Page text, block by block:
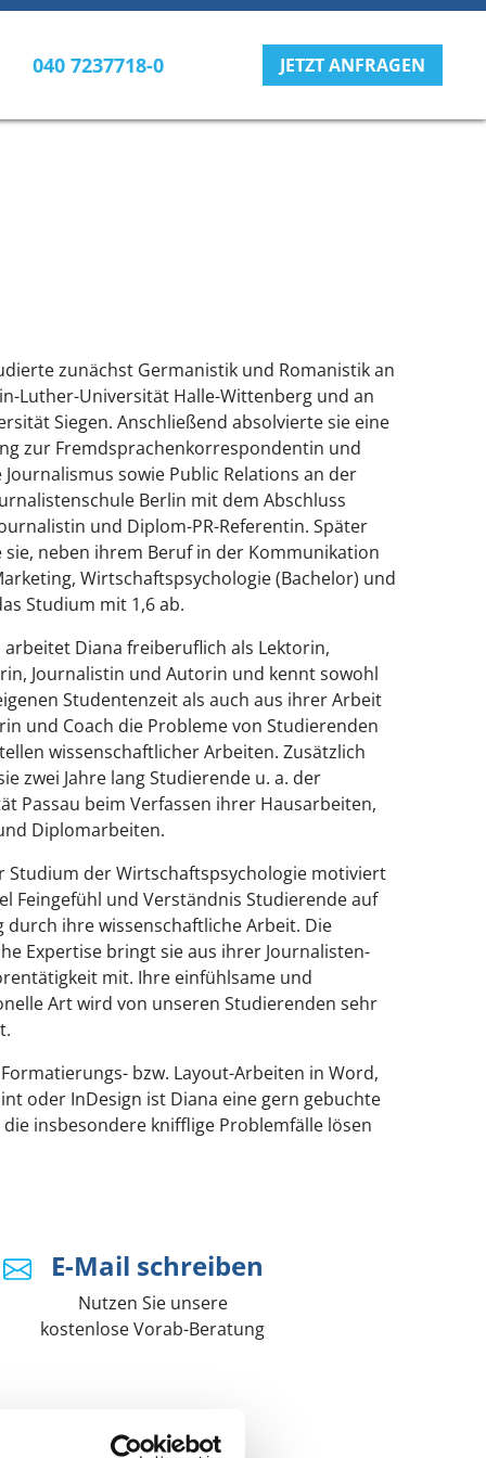
040 7237718-0 JETZT ANFRAGEN
zunächst Germanistik und Romanistik an
Luther-Universität Halle-Wittenberg und an
Siegen. Anschließend absolvierte sie eine
zur Fremdsprachenkorrespondentin und
sowie Public Relations an der
Berlin mit dem Abschluss
und Diplom-PR-Referentin. Später
neben ihrem Beruf in der Kommunikation
Wirtschaftspsychologie (Bachelor) und
Studium mit 1,6 ab.
arbeitet Diana freiberuflich als Lektorin,
Journalistin und Autorin und kennt sowohl
Studentenzeit als auch aus ihrer Arbeit
und Coach die Probleme von Studierenden
wissenschaftlicher Arbeiten. Zusätzlich
zwei Jahre lang Studierende u. a. der
Passau beim Verfassen ihrer Hausarbeiten,
Diplomarbeiten.
Studium der Wirtschaftspsychologie motiviert
Feingefühl und Verständnis Studierende auf
durch ihre wissenschaftliche Arbeit. Die
Expertise bringt sie aus ihrer Journalisten-
mit. Ihre einfühlsame und
Art wird von unseren Studierenden sehr
bzw. Layout-Arbeiten in Word,
oder InDesign ist Diana eine gern gebuchte
die insbesondere knifflige Problemfälle lösen
E-Mail schreiben
Nutzen Sie unsere
kostenlose Vorab-Beratung